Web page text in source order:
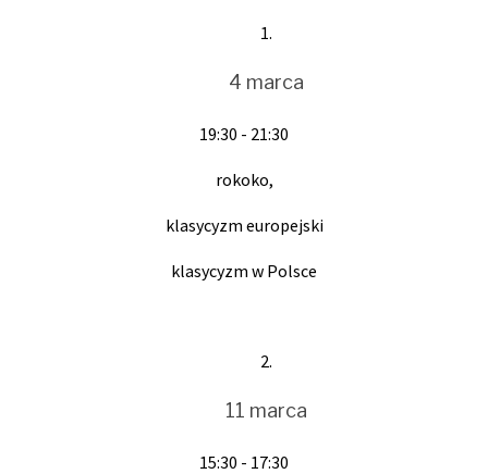
4 marca
19:30 - 21:30
rokoko,
klasycyzm europejski
klasycyzm w Polsce
11 marca
15:30 - 17:30